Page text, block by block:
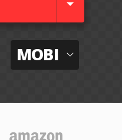
MOBI